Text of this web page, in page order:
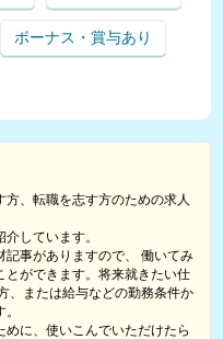
ボーナス・賞与あり
方、転職を志す方のための求人
しています。
事がありますので、 働いてみ
ができます。将来就きたい仕
、または給与などの勤務条件か
に、使いこんでいただけたら